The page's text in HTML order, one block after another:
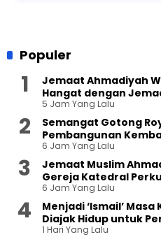
Populer
Jemaat Ahmadiyah
Hangat dengan
5 Jam Yang Lalu
Semangat Gotong
Pembangunan
Ahmadiyah Sukapura
6 Jam Yang Lalu
Jemaat Muslim
Gereja Katedral
6 Jam Yang Lalu
Menjadi ‘Ismail’
Diajak Hidup untuk
1 Hari Yang Lalu